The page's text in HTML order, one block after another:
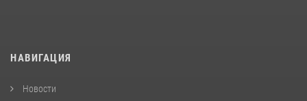
НАВИГАЦИЯ
Новости